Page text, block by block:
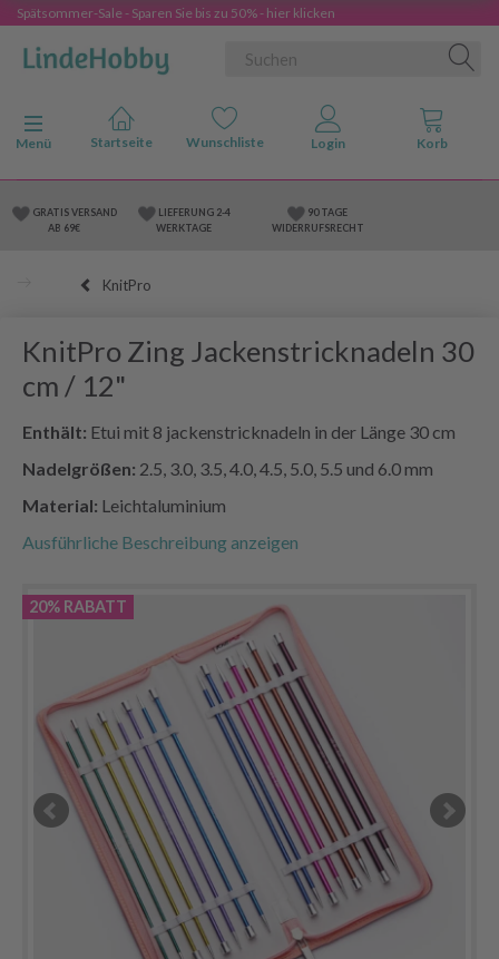
Spätsommer-Sale - Sparen Sie bis zu 50% - hier klicken
Anzeige ändern
Menü
GRATIS VERSAND
AB 69€
LIEFERUNG 2-4
WERKTAGE
90 TAGE
WIDERRUFSRECHT
KnitPro
KnitPro Zing Jackenstricknadeln 30
cm / 12"
Enthält: Etui mit 8 jackenstricknadeln in der Länge 30 cm
Nadelgrößen: 2.5, 3.0, 3.5, 4.0, 4.5, 5.0, 5.5 und 6.0 mm
Material: Leichtaluminium
Ausführliche Beschreibung anzeigen
20% RABATT